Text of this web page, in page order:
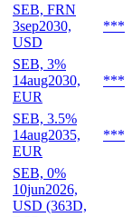
SEB, FRN
3sep2030,
USD
***
SEB, 3%
14aug2030,
EUR
***
SEB, 3.5%
14aug2035,
EUR
***
SEB, 0%
10jun2026,
USD (363D,